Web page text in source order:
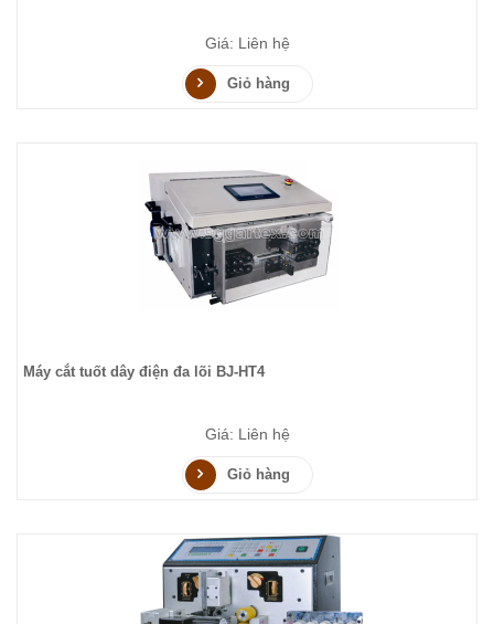
Giá: Liên hệ
Giỏ hàng
Máy cắt tuốt dây điện đa lõi BJ-HT4
Giá: Liên hệ
Giỏ hàng